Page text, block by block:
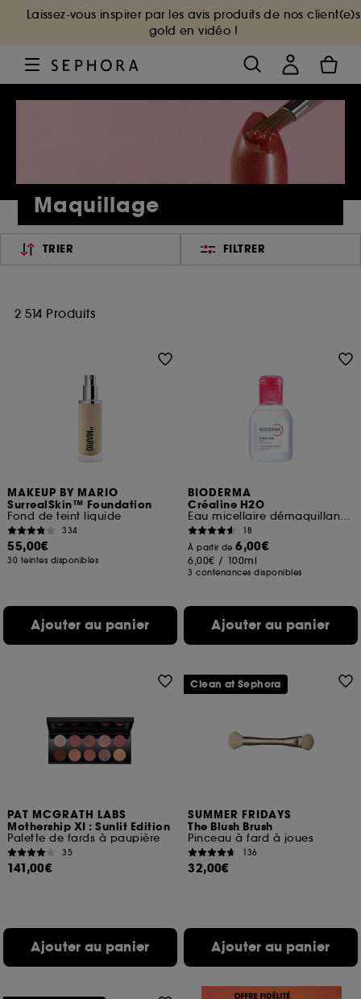
Laissez-vous inspirer par les avis produits de nos client(e)s
gold en vidéo !
Maquillage
TRIER FILTRER
2 514 Produits
MAKEUP BY MARIO
SurrealSkin™ Foundation
Fond de teint liquide
334
55,00€
30 teintes disponibles
Ajouter au panier
BIODERMA
Créaline H2O
Eau micellaire démaquillante visage pour peaux sensibles
18
À partir de6,00€
6,00€ / 100ml
3 contenances disponibles
Ajouter au panier
PAT MCGRATH LABS
Mothership XI : Sunlit Edition
Palette de fards à paupière
35
141,00€
Ajouter au panier
SUMMER FRIDAYS
The Blush Brush
Pinceau à fard à joues
136
32,00€
Ajouter au panier
Clean at Sephora